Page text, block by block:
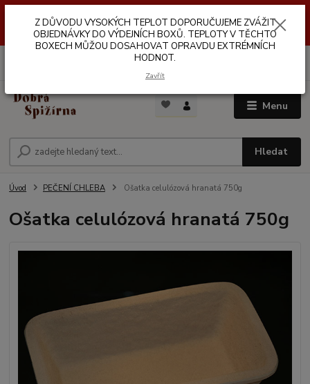
VÝDEJNÍCH BOXŮ. TEPLOTA V TĚCHTO BOXECH MŮŽE DOSAHOVAT
OPRAVDU EXTRÉMNÍCH HODNOT.
Menu
Hledat
Úvod PEČENÍ CHLEBA Ošatka celulózová hranatá 750g
Ošatka celulózová hranatá 750g
Z DŮVODU VYSOKÝCH TEPLOT DOPORUČUJEME ZVÁŽIT
OBJEDNÁVKY DO VÝDEJNÍCH BOXŮ. TEPLOTY V TĚCHTO
BOXECH MŮŽOU DOSAHOVAT OPRAVDU EXTRÉMNÍCH
HODNOT.
Zavřít